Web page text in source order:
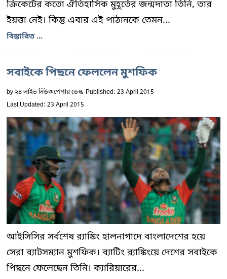
ক্রিকেটের কতো ঐতিহাসিক মুহূর্তের জন্মদাতা তিনি, তার
ইয়ত্তা নেই। কিন্তু এবার এই পাঠানকে তেমন...
বিস্তারিত ...
সবাইকে পিছনে ফেললেন মুশফিক
by২৪ লাইভ নিউজপেপার ডেস্ক Published: 23 April 2015
Last Updated: 23 April 2015
আইসিসির সর্বশেষ র‍্যাঙ্কিং হালনাগাদে বাংলাদেশের হয়ে
সেরা ব্যাটসম্যান মুশফিক। ব্যাটিং র‍্যাঙ্কিংয়ে দেশের সবাইকে
পিছনে ফেলেছেন তিনি। ক্যারিয়ারের...